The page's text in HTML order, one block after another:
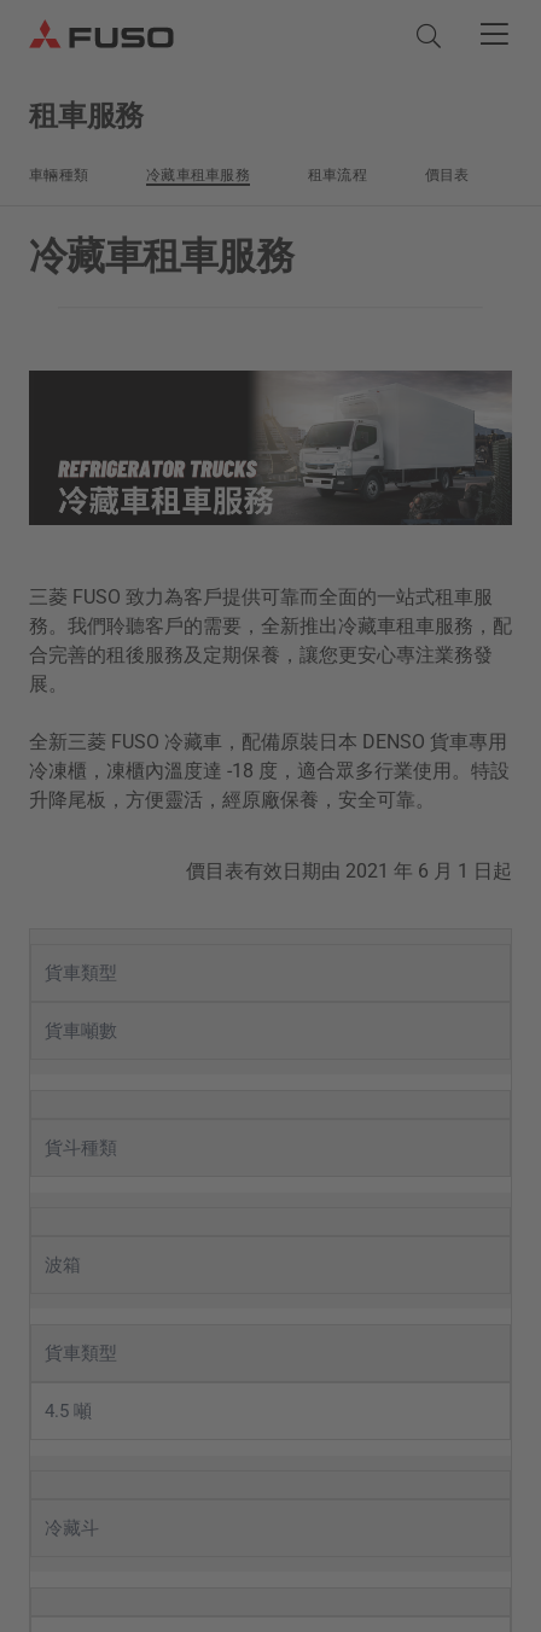
產品
Fighter
中型貨車
Super Great
重型貨車
巴士
Rosa
輕型巴士
服務承諾
正廠零件
正廠化學品
企業及車隊銷售
新聞稿
聯絡我們
English
租車服務
車輛種類 冷藏車租車服務 租車流程 價目表
冷藏車租車服務
三菱 FUSO 致力為客戶提供可靠而全面的一站式租車服
務。我們聆聽客戶的需要，全新推出冷藏車租車服務，配
合完善的租後服務及定期保養，讓您更安心專注業務發
展。
全新三菱 FUSO 冷藏車，配備原裝日本 DENSO 貨車專用
冷凍櫃，凍櫃內溫度達 -18 度，適合眾多行業使用。特設
升降尾板，方便靈活，經原廠保養，安全可靠。
價目表有效日期由 2021 年 6 月 1 日起
貨車類型
貨車噸數
貨斗種類
波箱
貨車類型
4.5 噸
冷藏斗